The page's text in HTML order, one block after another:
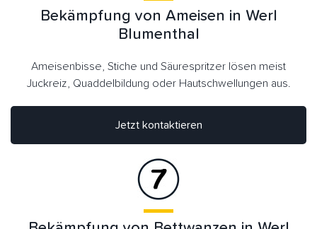
Jetzt kontaktieren
Bekämpfung von Ameisen in Werl
Blumenthal
Ameisenbisse, Stiche und Säurespritzer lösen meist
Juckreiz, Quaddelbildung oder Hautschwellungen aus.